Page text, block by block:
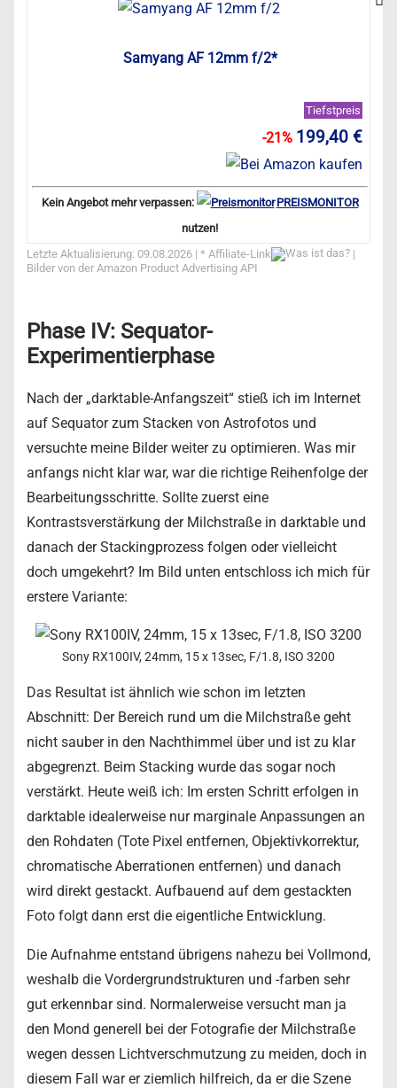
Samyang AF 12mm f/2*
Tiefstpreis
-21% 199,40 €
Kein Angebot mehr verpassen:
PREISMONITOR
nutzen!
Letzte Aktualisierung: 09.08.2026 | * Affiliate-Link
|
Bilder von der Amazon Product Advertising API
Phase IV: Sequator-
Experimentierphase
Nach der „darktable-Anfangszeit“ stieß ich im Internet
auf Sequator zum Stacken von Astrofotos und
versuchte meine Bilder weiter zu optimieren. Was mir
anfangs nicht klar war, war die richtige Reihenfolge der
Bearbeitungsschritte. Sollte zuerst eine
Kontrastsverstärkung der Milchstraße in darktable und
danach der Stackingprozess folgen oder vielleicht
doch umgekehrt? Im Bild unten entschloss ich mich für
erstere Variante:
Sony RX100IV, 24mm, 15 x 13sec, F/1.8, ISO 3200
Das Resultat ist ähnlich wie schon im letzten
Abschnitt: Der Bereich rund um die Milchstraße geht
nicht sauber in den Nachthimmel über und ist zu klar
abgegrenzt. Beim Stacking wurde das sogar noch
verstärkt. Heute weiß ich: Im ersten Schritt erfolgen in
darktable idealerweise nur marginale Anpassungen an
den Rohdaten (Tote Pixel entfernen, Objektivkorrektur,
chromatische Aberrationen entfernen) und danach
wird direkt gestackt. Aufbauend auf dem gestackten
Foto folgt dann erst die eigentliche Entwicklung.
Die Aufnahme entstand übrigens nahezu bei Vollmond,
weshalb die Vordergrundstrukturen und -farben sehr
gut erkennbar sind. Normalerweise versucht man ja
den Mond generell bei der Fotografie der Milchstraße
wegen dessen Lichtverschmutzung zu meiden, doch in
diesem Fall war er ziemlich hilfreich, da er die Szene